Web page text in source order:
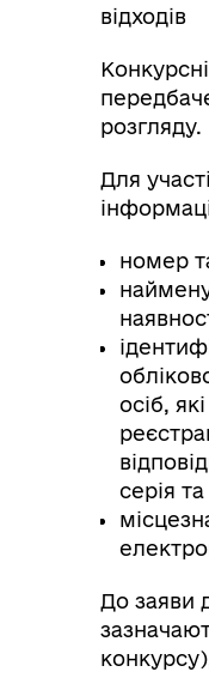
відходів
розгляду.
Для
номер
осіб,
серія
До заяви